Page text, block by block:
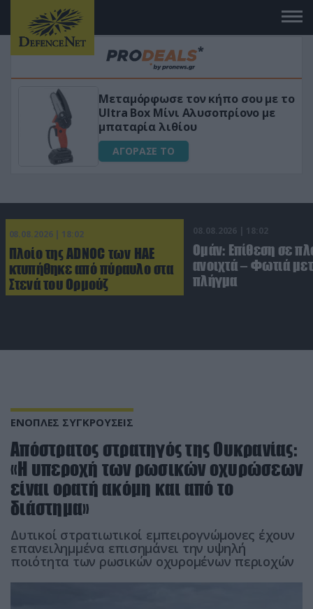
Μεταμόρφωσε τον κήπο σου με το
Ultra Box Μίνι Αλυσοπρίονο με
μπαταρία λιθίου
ΑΓΟΡΑΣΕ ΤΟ
08.08.2026 | 18:02
Πλοίο της ADNOC των ΗΑΕ
κτυπήθηκε από πύραυλο στα
Στενά του Ορμούζ
08.08.2026 | 18:02
Ομάν: Επίθεση σε
ανοιχτά – Φωτιά
πλήγμα
ΕΝΟΠΛΕΣ ΣΥΓΚΡΟΥΣΕΙΣ
Απόστρατος στρατηγός της Ουκρανίας:
«Η υπεροχή των ρωσικών οχυρώσεων
είναι ορατή ακόμη και από το
διάστημα»
Δυτικοί στρατιωτικοί εμπειρογνώμονες έχουν
επανειλημμένα επισημάνει την υψηλή
ποιότητα των ρωσικών οχυρομένων περιοχών